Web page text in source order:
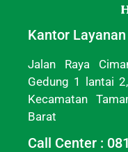
Kantor Layanan
Jalan Raya
Gedung 1 lantai
Kecamatan
Barat
Call Center :